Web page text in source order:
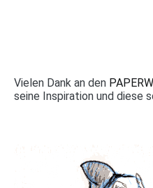
Vielen Dank an den
seine Inspiration und diese